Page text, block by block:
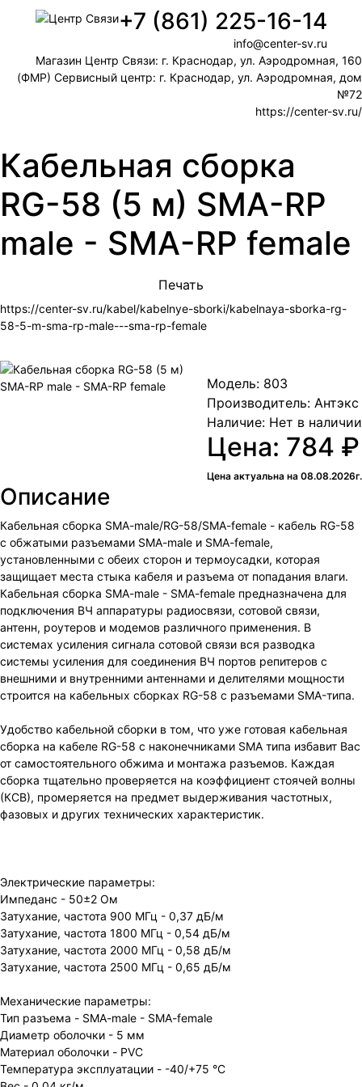
+7 (861) 225-16-14
info@center-sv.ru
Магазин Центр Связи: г. Краснодар, ул. Аэродромная, 160
(ФМР) Сервисный центр: г. Краснодар, ул. Аэродромная, дом
№72
https://center-sv.ru/
Кабельная сборка
RG-58 (5 м) SMA-RP
male - SMA-RP female
Печать
https://center-sv.ru/kabel/kabelnye-sborki/kabelnaya-sborka-rg-
58-5-m-sma-rp-male---sma-rp-female
Модель: 803
Производитель: Антэкс
Наличие: Нет в наличии
Цена: 784 ₽
Цена актуальна на 08.08.2026г.
Описание
Кабельная сборка SMA-male/RG-58/SMA-female - кабель RG-58
с обжатыми разъемами SMA-male и SMA-female,
установленными с обеих сторон и термоусадки, которая
защищает места стыка кабеля и разъема от попадания влаги.
Кабельная сборка SMA-male - SMA-female предназначена для
подключения ВЧ аппаратуры радиосвязи, сотовой связи,
антенн, роутеров и модемов различного применения. В
системах усиления сигнала сотовой связи вся разводка
системы усиления для соединения ВЧ портов репитеров с
внешними и внутренними антеннами и делителями мощности
строится на кабельных сборках RG-58 с разъемами SMA-типа.
Удобство кабельной сборки в том, что уже готовая кабельная
сборка на кабеле RG-58 с наконечниками SMA типа избавит Вас
от самостоятельного обжима и монтажа разъемов. Каждая
сборка тщательно проверяется на коэффициент стоячей волны
(КСВ), промеряется на предмет выдерживания частотных,
фазовых и других технических характеристик.
Электрические параметры:
Импеданс - 50±2 Ом
Затухание, частота 900 МГц - 0,37 дБ/м
Затухание, частота 1800 МГц - 0,54 дБ/м
Затухание, частота 2000 МГц - 0,58 дБ/м
Затухание, частота 2500 МГц - 0,65 дБ/м
Механические параметры:
Тип разъема - SMA-male - SMA-female
Диаметр оболочки - 5 мм
Материал оболочки - PVC
Температура эксплуатации - -40/+75 °C